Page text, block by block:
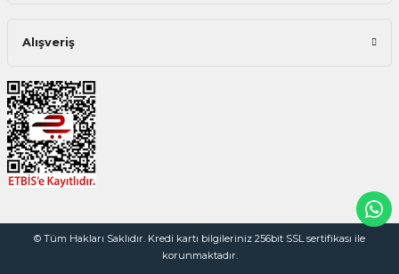
Alışveriş
© Tüm Hakları Saklıdır. Kredi kartı bilgileriniz 256bit SSL sertifikası ile
korunmaktadır.